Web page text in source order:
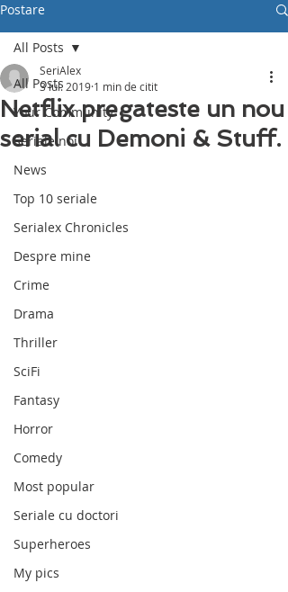
Postare
All Posts
Your Community
Seriale noi
News
Top 10 seriale
Serialex Chronicles
Despre mine
Crime
Drama
Thriller
SciFi
Fantasy
Horror
Comedy
Most popular
Seriale cu doctori
Superheroes
My pics
All Posts
Netflix pregateste un nou
serial cu Demoni & Stuff.
SeriAlex
3 iul. 2019 1 min de citit